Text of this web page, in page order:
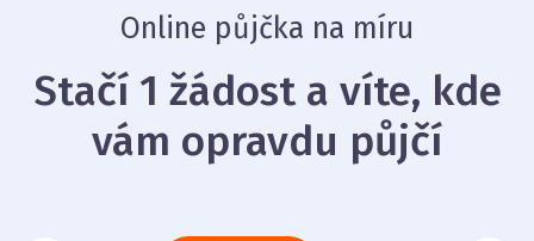
Online půjčka na míru
Stačí 1 žádost a víte, kde
vám opravdu půjčí